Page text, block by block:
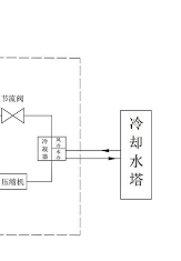
AC 380V
50HZ
5kW(max)
防爆、正压防爆(正压